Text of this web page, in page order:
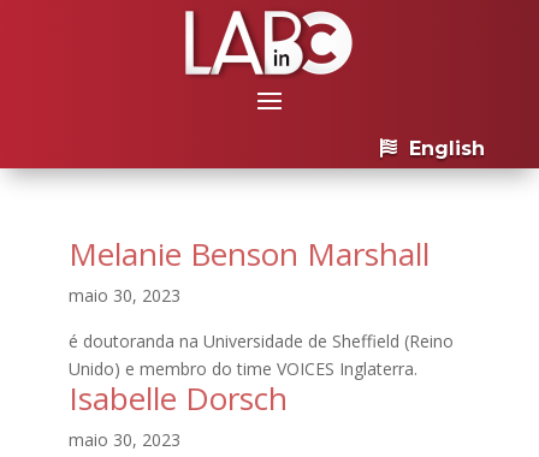
English
Melanie Benson Marshall
maio 30, 2023
é doutoranda na Universidade de Sheffield (Reino
Unido) e membro do time VOICES Inglaterra.
Isabelle Dorsch
maio 30, 2023